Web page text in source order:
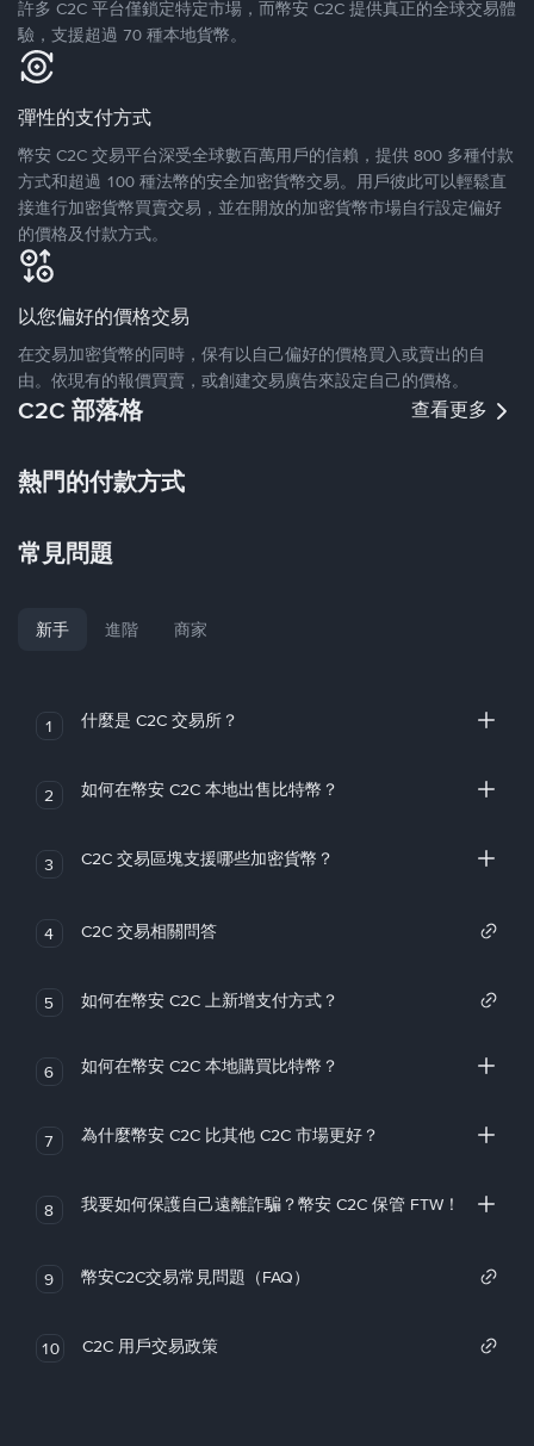
許多 C2C 平台僅鎖定特定市場，而幣安 C2C 提供真正的全球交易體
驗，支援超過 70 種本地貨幣。
彈性的支付方式
幣安 C2C 交易平台深受全球數百萬用戶的信賴，提供 800 多種付款
方式和超過 100 種法幣的安全加密貨幣交易。用戶彼此可以輕鬆直
接進行加密貨幣買賣交易，並在開放的加密貨幣市場自行設定偏好
的價格及付款方式。
以您偏好的價格交易
在交易加密貨幣的同時，保有以自己偏好的價格買入或賣出的自
由。依現有的報價買賣，或創建交易廣告來設定自己的價格。
C2C 部落格 查看更多
熱門的付款方式
常見問題
新手 進階 商家
1 什麼是 C2C 交易所？
2 如何在幣安 C2C 本地出售比特幣？
3 C2C 交易區塊支援哪些加密貨幣？
4 C2C 交易相關問答
5 如何在幣安 C2C 上新增支付方式？
6 如何在幣安 C2C 本地購買比特幣？
7 為什麼幣安 C2C 比其他 C2C 市場更好？
8 我要如何保護自己遠離詐騙？幣安 C2C 保管 FTW！
9 幣安C2C交易常見問題（FAQ）
10 C2C 用戶交易政策